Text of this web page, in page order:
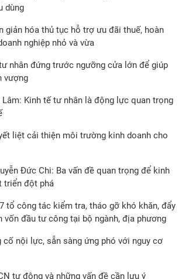
dùng
giản hóa thủ tục hỗ trợ ưu đãi thuế, hoàn
nghiệp nhỏ và vừa
nhân đứng trước ngưỡng cửa lớn để giúp
vượng
Lâm: Kinh tế tư nhân là động lực quan trọng
liệt cải thiện môi trường kinh doanh cho
Đức Chi: Ba vấn đề quan trọng để kinh
triển đột phá
tổ công tác kiểm tra, tháo gỡ khó khăn, đẩy
vốn đầu tư công tại bộ ngành, địa phương
cố nội lực, sẵn sàng ứng phó với nguy cơ
tự động và những vấn đề cần lưu ý